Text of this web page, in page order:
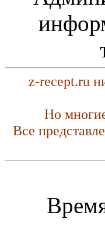
z-recept.ru
Но
Все